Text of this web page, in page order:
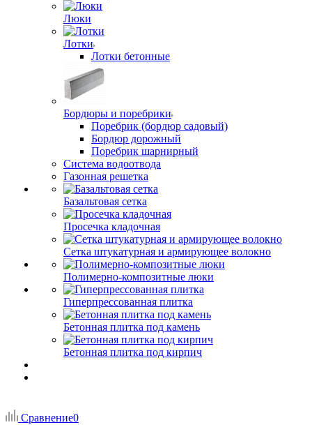
Люки
Лотки
Лотки бетонные
Бордюры и поребрики
Поребрик (бордюр садовый)
Бордюр дорожный
Поребрик шарнирный
Система водоотвода
Газонная решетка
Базальтовая сетка
Просечка кладочная
Сетка штукатурная и армирующее волокно
Полимерно-композитные люки
Гиперпрессованная плитка
Бетонная плитка под камень
Бетонная плитка под кирпич
Сравнение0